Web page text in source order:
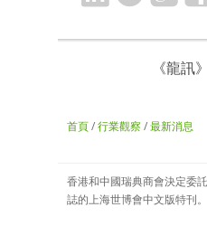
《龍訊
首頁/行業觀察 /最新消息
香港和中國瑞典商會決定委
誌的上海世博會中文版特刊。